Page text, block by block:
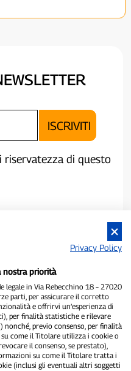
di questo
indipendente
2/2021 - Tribunale di Pavia
Srls- P.IVA
Privacy Policy
nostra priorità
legale in Via Rebecchino 18 – 27020
parti, per assicurare il corretto
e offrirvi un’esperienza di
per finalità statistiche e rilevare
nonché, previo consenso, per finalità
come il Titolare utilizza i cookie o
il consenso, se prestato),
su come il Titolare tratta i
(inclusi gli eventuali altri soggetti